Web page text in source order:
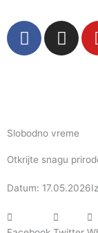
садржај
F
a
o
I
n
r
m
Slobodno vreme
Otkrijte snagu
Datum: 17.05.2026